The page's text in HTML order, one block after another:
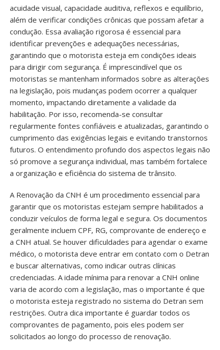
acuidade visual, capacidade auditiva, reflexos e equilíbrio,
além de verificar condições crônicas que possam afetar a
condução. Essa avaliação rigorosa é essencial para
identificar prevenções e adequações necessárias,
garantindo que o motorista esteja em condições ideais
para dirigir com segurança. É imprescindível que os
motoristas se mantenham informados sobre as alterações
na legislação, pois mudanças podem ocorrer a qualquer
momento, impactando diretamente a validade da
habilitação. Por isso, recomenda-se consultar
regularmente fontes confiáveis e atualizadas, garantindo o
cumprimento das exigências legais e evitando transtornos
futuros. O entendimento profundo dos aspectos legais não
só promove a segurança individual, mas também fortalece
a organização e eficiência do sistema de trânsito.
A Renovação da CNH é um procedimento essencial para
garantir que os motoristas estejam sempre habilitados a
conduzir veículos de forma legal e segura. Os documentos
geralmente incluem CPF, RG, comprovante de endereço e
a CNH atual. Se houver dificuldades para agendar o exame
médico, o motorista deve entrar em contato com o Detran
e buscar alternativas, como indicar outras clínicas
credenciadas. A idade mínima para renovar a CNH online
varia de acordo com a legislação, mas o importante é que
o motorista esteja registrado no sistema do Detran sem
restrições. Outra dica importante é guardar todos os
comprovantes de pagamento, pois eles podem ser
solicitados ao longo do processo de renovação.